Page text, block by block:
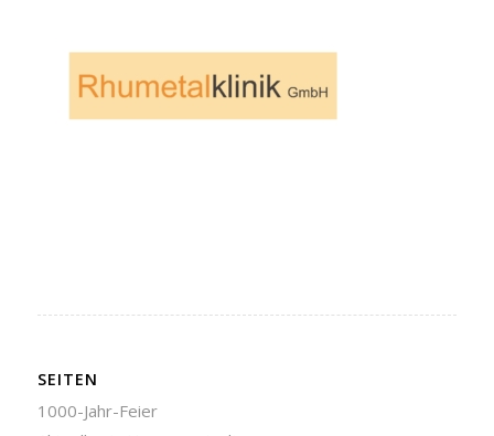
SEITEN
1000-Jahr-Feier